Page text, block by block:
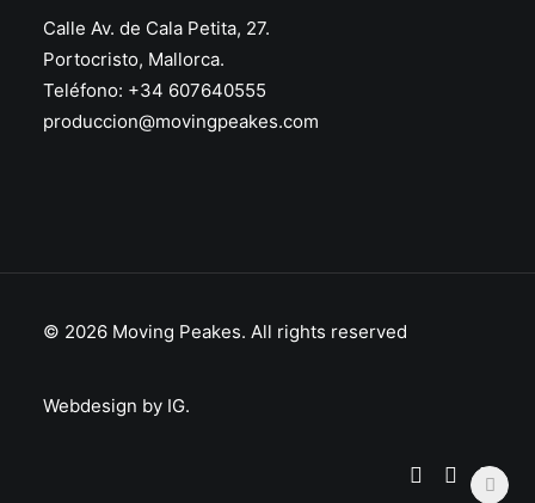
Calle Av. de Cala Petita, 27.
Portocristo, Mallorca.
Teléfono: +34 607640555
produccion@movingpeakes.com
© 2026 Moving Peakes. All rights reserved
Webdesign by IG.